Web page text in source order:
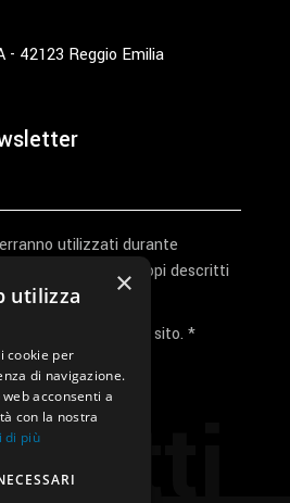
- 42123 Reggio Emilia
utilizzati durante
e per altri scopi descritti
la privacy policy del sito. *
×
utilizza
cookie per
di navigazione.
acconsenti a
con la nostra
di più